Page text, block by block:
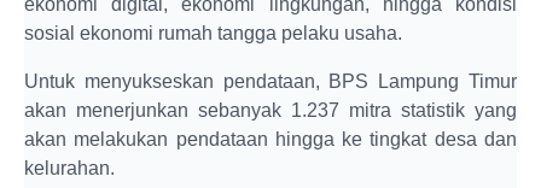
sosial ekonomi rumah tangga pelaku usaha.
Untuk menyukseskan pendataan, BPS Lampung Timur
akan menerjunkan sebanyak 1.237 mitra statistik yang
akan melakukan pendataan hingga ke tingkat desa dan
kelurahan.